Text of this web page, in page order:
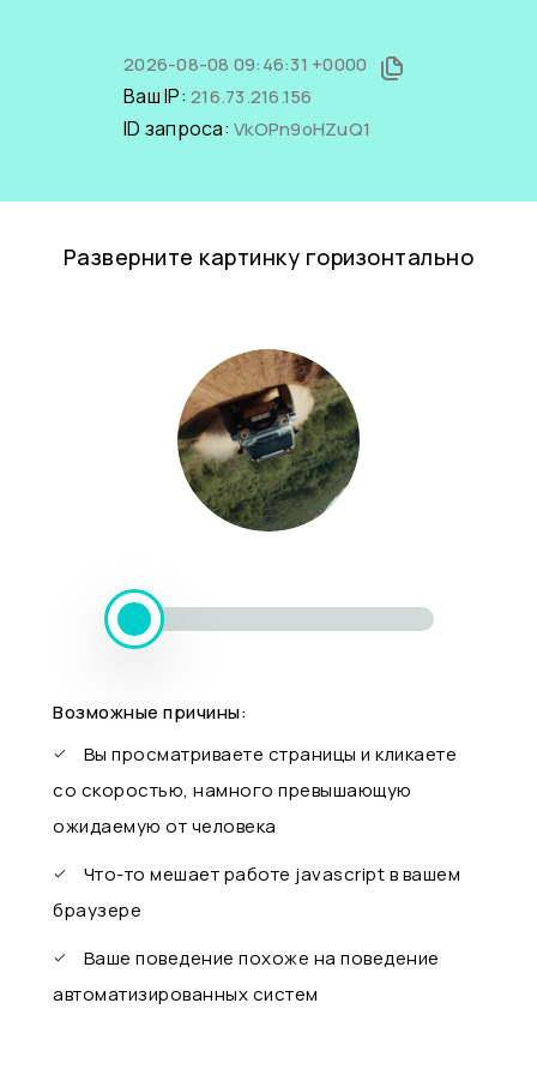
2026-08-08 09:46:31 +0000
Ваш IP: 216.73.216.156
ID запроса: VkOPn9oHZuQ1
Разверните картинку горизонтально
Возможные причины:
Вы просматриваете страницы и кликаете
со скоростью, намного превышающую
ожидаемую от человека
Что-то мешает работе javascript в вашем
браузере
Ваше поведение похоже на поведение
автоматизированных систем